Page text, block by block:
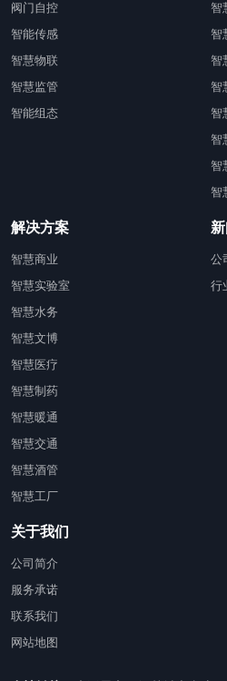
阀门自控
智能传感
智慧物联
智慧监管
智能组态
智
智
智
智
智
智
智
智
解决方案
智慧商业
智慧实验室
智慧水务
智慧文博
智慧医疗
智慧制药
智慧暖通
智慧交通
智慧酒管
智慧工厂
公
行
关于我们
公司简介
服务承诺
联系我们
网站地图